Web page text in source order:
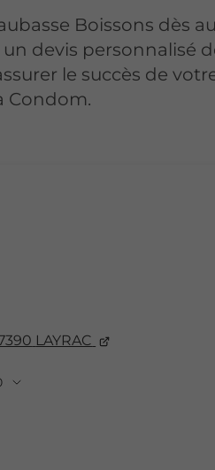
Boissons dès
devis personnalisé
le succès de
Condom.
LAYRAC